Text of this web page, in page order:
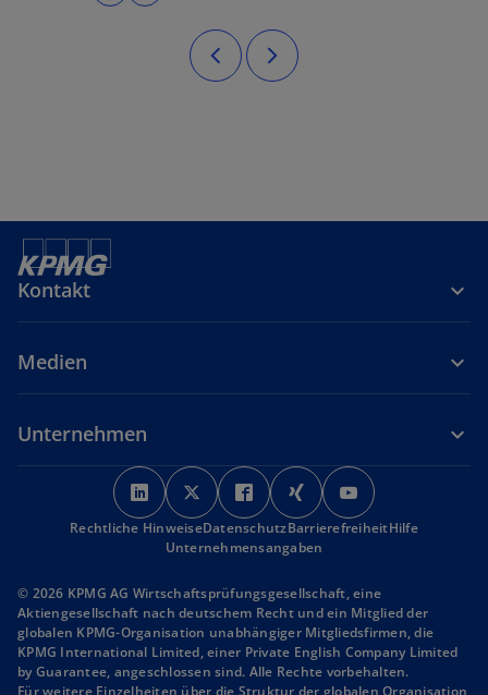
Kontakt
Medien
Unternehmen
w
i
r
d
n
e
i
n
w
i
r
d
n
e
i
n
w
i
r
d
n
e
i
n
w
i
r
i
n
e
i
n
i
r
n
e
i
n
Rechtliche HinweiseDatenschutzBarrierefreiheitHilfe
Unternehmensangaben
© 2026 KPMG AG Wirtschaftsprüfungsgesellschaft, eine
Aktiengesellschaft nach deutschem Recht und ein Mitglied der
globalen KPMG-Organisation unabhängiger Mitgliedsfirmen, die
KPMG International Limited, einer Private English Company Limited
by Guarantee, angeschlossen sind. Alle Rechte vorbehalten.